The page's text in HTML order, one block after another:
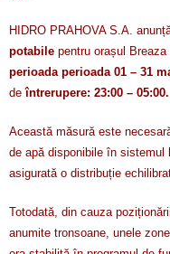
HIDRO PRAHOVA S.A.
potabile pentru orașul
perioada perioada 01 – 31
deîntrerupere: 23:00 – 05:00.
Această măsură este
de apă disponibile în
asigurată o distribuție
Totodată, din cauza
anumite tronsoane, unele